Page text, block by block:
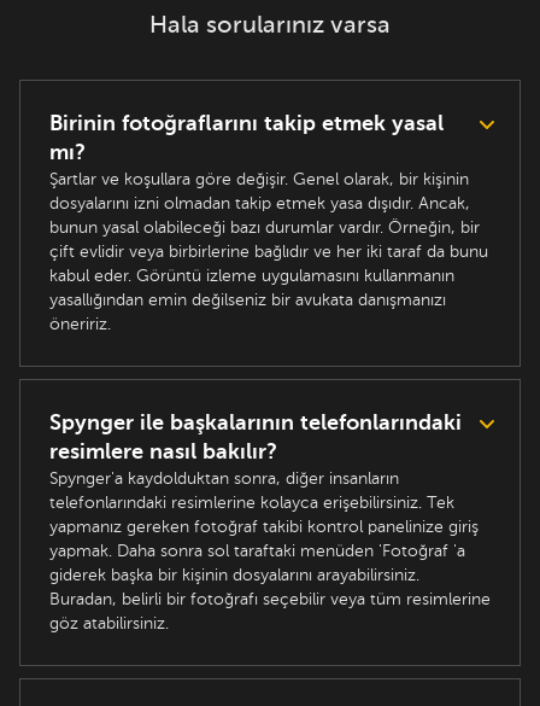
Hala sorularınız varsa
Birinin fotoğraflarını takip etmek yasal
mı?
Şartlar ve koşullara göre değişir. Genel olarak, bir kişinin
dosyalarını izni olmadan takip etmek yasa dışıdır. Ancak,
bunun yasal olabileceği bazı durumlar vardır. Örneğin, bir
çift evlidir veya birbirlerine bağlıdır ve her iki taraf da bunu
kabul eder. Görüntü izleme uygulamasını kullanmanın
yasallığından emin değilseniz bir avukata danışmanızı
öneririz.
Spynger ile başkalarının telefonlarındaki
resimlere nasıl bakılır?
Spynger'a kaydolduktan sonra, diğer insanların
telefonlarındaki resimlerine kolayca erişebilirsiniz. Tek
yapmanız gereken fotoğraf takibi kontrol panelinize giriş
yapmak. Daha sonra sol taraftaki menüden 'Fotoğraf 'a
giderek başka bir kişinin dosyalarını arayabilirsiniz.
Buradan, belirli bir fotoğrafı seçebilir veya tüm resimlerine
göz atabilirsiniz.